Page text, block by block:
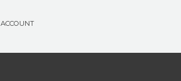
ACCOUNT